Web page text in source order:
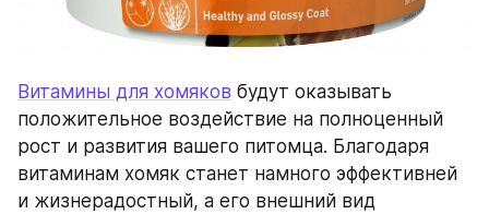
Витамины для хомяков будут оказывать
положительное воздействие на полноценный
рост и развития вашего питомца. Благодаря
витаминам хомяк станет намного эффективней
и жизнерадостный, а его внешний вид